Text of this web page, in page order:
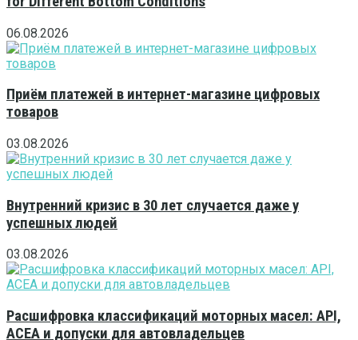
06.08.2026
Приём платежей в интернет-магазине цифровых
товаров
03.08.2026
Внутренний кризис в 30 лет случается даже у
успешных людей
03.08.2026
Расшифровка классификаций моторных масел: API,
ACEA и допуски для автовладельцев